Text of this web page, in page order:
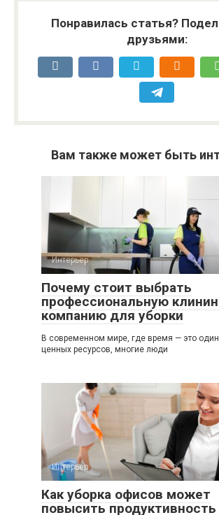
Понравилась статья?
друзьями:
Вам также может быть
Интерьер
Почему стоит выбрать
профессиональную
компанию для уборки
В современном мире, где время — это
ценных ресурсов, многие люди
Интерьер
Как уборка офисов может
повысить